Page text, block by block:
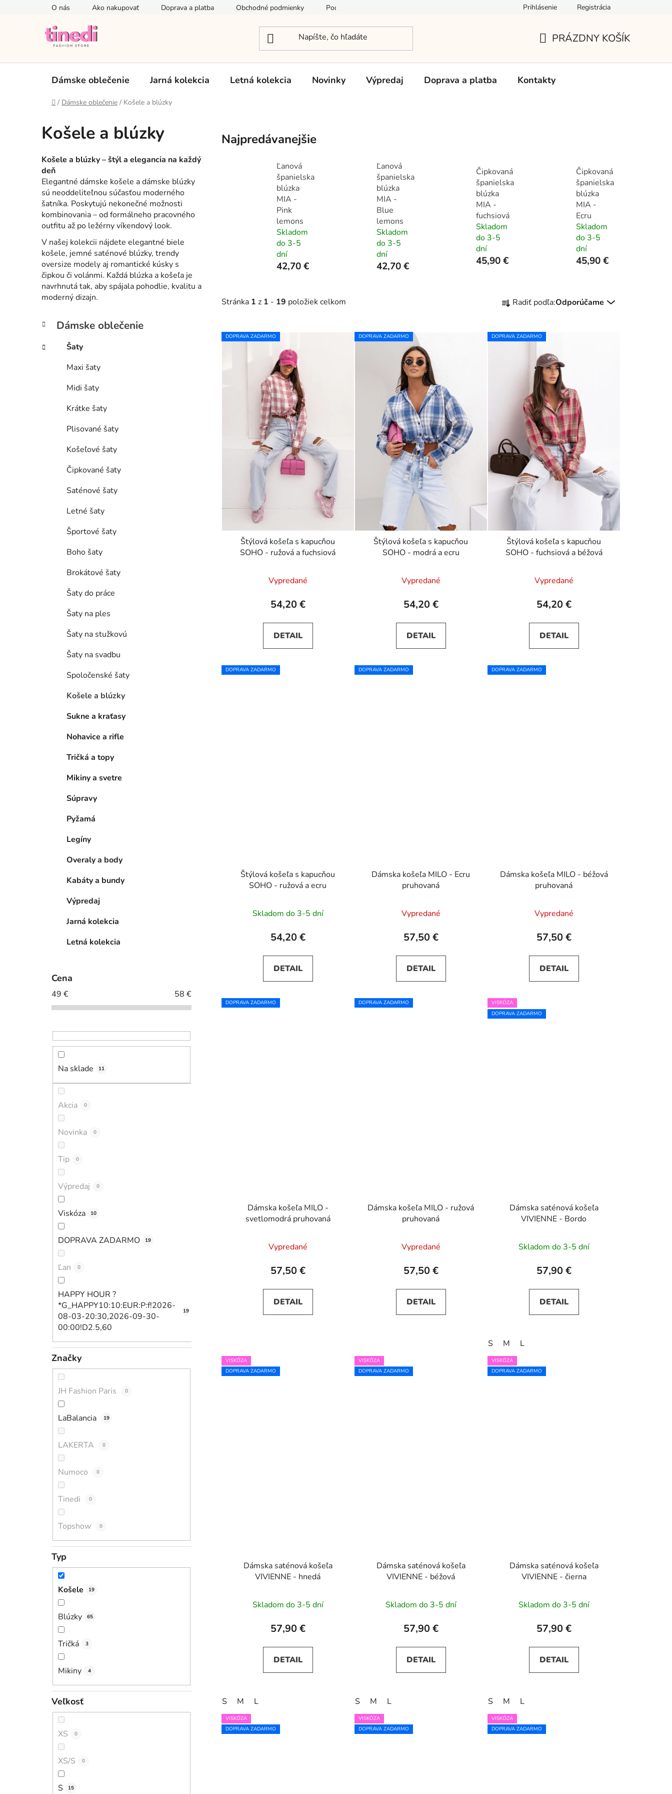
O nás Ako nakupovať Doprava a platba Obchodné podmienky Podmienky ochrany osobných údajov Používanie súborov Cookies Reklamačný poriadok
Prihlásenie Registrácia
KOŠÍK
PRÁZDNY KOŠÍK
Dámske oblečenie Jarná kolekcia Letná kolekcia Novinky Výpredaj Doprava a platba Kontakty
Domov
/ Dámske oblečenie / Košele a blúzky
Košele a blúzky
Košele a blúzky – štýl a elegancia na každý
deň
Elegantné dámske košele a dámske blúzky
sú neoddeliteľnou súčasťou moderného
šatníka. Poskytujú nekonečné možnosti
kombinovania – od formálneho pracovného
outfitu až po ležérny víkendový look.
V našej kolekcii nájdete elegantné biele
košele, jemné saténové blúzky, trendy
oversize modely aj romantické kúsky s
čipkou či volánmi. Každá blúzka a košeľa je
navrhnutá tak, aby spájala pohodlie, kvalitu a
moderný dizajn.
B
č
Preskočiť
kategórie
K
a
e
Dámske oblečenie
Šaty
Maxi šaty
Midi šaty
Krátke šaty
Plisované šaty
Košeľové šaty
Čipkované šaty
Saténové šaty
Letné šaty
Športové šaty
Boho šaty
Brokátové šaty
Šaty do práce
Šaty na ples
Šaty na stužkovú
Šaty na svadbu
Spoločenské šaty
Košele a blúzky
Sukne a kraťasy
Nohavice a rifle
Tričká a topy
Mikiny a svetre
Súpravy
Pyžamá
Legíny
Overaly a body
Kabáty a bundy
Výpredaj
Jarná kolekcia
Letná kolekcia
Cena
49 € 58 €
Na sklade 11
Akcia 0
Novinka 0
Tip 0
Výpredaj 0
Viskóza 10
DOPRAVA ZADARMO 19
Ľan 0
HAPPY HOUR ?
*G_HAPPY10:10:EUR:P:f!2026-
08-03-20:30,2026-09-30-
00:00!D2.5,60
19
Značky
JH Fashion Paris 0
LaBalancia 19
LAKERTA 0
Numoco 0
Tinedi 0
Topshow 0
Typ
Košele 19
Blúzky 65
Tričká 3
Mikiny 4
Veľkosť
XS 0
XS/S 0
S 15
Najpredávanejšie
Ľanová
španielska
blúzka
MIA -
Pink
lemons
Skladom
do 3-5
dní
42,70 €
Ľanová
španielska
blúzka
MIA -
Blue
lemons
Skladom
do 3-5
dní
42,70 €
Čipkovaná
španielska
blúzka
MIA -
fuchsiová
Skladom
do 3-5
dní
45,90 €
Čipkovaná
španielska
blúzka
MIA -
Ecru
Skladom
do 3-5
dní
45,90 €
Stránka 1 z 1 - 19 položiek celkom
a
e
n
u
k
t
o
v
Radiť podľa:Odporúčame
V
ý
DOPRAVA ZADARMO
Štýlová košeľa s kapucňou
SOHO - ružová a fuchsiová
Vypredané
54,20 €
DETAIL
DOPRAVA ZADARMO
Štýlová košeľa s kapucňou
SOHO - modrá a ecru
Vypredané
54,20 €
DETAIL
DOPRAVA ZADARMO
Štýlová košeľa s kapucňou
SOHO - fuchsiová a béžová
Vypredané
54,20 €
DETAIL
DOPRAVA ZADARMO
Štýlová košeľa s kapucňou
SOHO - ružová a ecru
Skladom do 3-5 dní
54,20 €
DETAIL
DOPRAVA ZADARMO
Dámska košeľa MILO - Ecru
pruhovaná
Vypredané
57,50 €
DETAIL
DOPRAVA ZADARMO
Dámska košeľa MILO - béžová
pruhovaná
Vypredané
57,50 €
DETAIL
DOPRAVA ZADARMO
Dámska košeľa MILO -
svetlomodrá pruhovaná
Vypredané
57,50 €
DETAIL
DOPRAVA ZADARMO
Dámska košeľa MILO - ružová
pruhovaná
Vypredané
57,50 €
DETAIL
VISKÓZA
DOPRAVA ZADARMO
Dámska saténová košeľa
VIVIENNE - Bordo
Skladom do 3-5 dní
57,90 €
DETAIL
S M L
VISKÓZA
DOPRAVA ZADARMO
Dámska saténová košeľa
VIVIENNE - hnedá
Skladom do 3-5 dní
57,90 €
DETAIL
S M L
VISKÓZA
DOPRAVA ZADARMO
Dámska saténová košeľa
VIVIENNE - béžová
Skladom do 3-5 dní
57,90 €
DETAIL
S M L
VISKÓZA
DOPRAVA ZADARMO
Dámska saténová košeľa
VIVIENNE - čierna
Skladom do 3-5 dní
57,90 €
DETAIL
S M L
VISKÓZA
DOPRAVA ZADARMO
VISKÓZA
DOPRAVA ZADARMO
VISKÓZA
DOPRAVA ZADARMO